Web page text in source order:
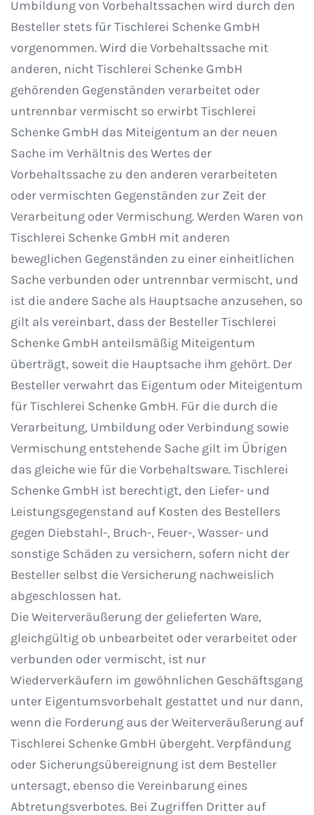
Umbildung von Vorbehaltssachen wird durch den
Besteller stets für Tischlerei Schenke GmbH
vorgenommen. Wird die Vorbehaltssache mit
anderen, nicht Tischlerei Schenke GmbH
gehörenden Gegenständen verarbeitet oder
untrennbar vermischt so erwirbt Tischlerei
Schenke GmbH das Miteigentum an der neuen
Sache im Verhältnis des Wertes der
Vorbehaltssache zu den anderen verarbeiteten
oder vermischten Gegenständen zur Zeit der
Verarbeitung oder Vermischung. Werden Waren von
Tischlerei Schenke GmbH mit anderen
beweglichen Gegenständen zu einer einheitlichen
Sache verbunden oder untrennbar vermischt, und
ist die andere Sache als Hauptsache anzusehen, so
gilt als vereinbart, dass der Besteller Tischlerei
Schenke GmbH anteilsmäßig Miteigentum
überträgt, soweit die Hauptsache ihm gehört. Der
Besteller verwahrt das Eigentum oder Miteigentum
für Tischlerei Schenke GmbH. Für die durch die
Verarbeitung, Umbildung oder Verbindung sowie
Vermischung entstehende Sache gilt im Übrigen
das gleiche wie für die Vorbehaltsware. Tischlerei
Schenke GmbH ist berechtigt, den Liefer- und
Leistungsgegenstand auf Kosten des Bestellers
gegen Diebstahl-, Bruch-, Feuer-, Wasser- und
sonstige Schäden zu versichern, sofern nicht der
Besteller selbst die Versicherung nachweislich
abgeschlossen hat.
Die Weiterveräußerung der gelieferten Ware,
gleichgültig ob unbearbeitet oder verarbeitet oder
verbunden oder vermischt, ist nur
Wiederverkäufern im gewöhnlichen Geschäftsgang
unter Eigentumsvorbehalt gestattet und nur dann,
wenn die Forderung aus der Weiterveräußerung auf
Tischlerei Schenke GmbH übergeht. Verpfändung
oder Sicherungsübereignung ist dem Besteller
untersagt, ebenso die Vereinbarung eines
Abtretungsverbotes. Bei Zugriffen Dritter auf